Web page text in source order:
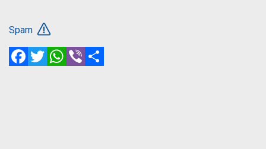
Spam
FacebookTwitterWhatsApp
Viber